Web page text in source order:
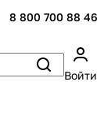
8 800 700 88 46
Войти